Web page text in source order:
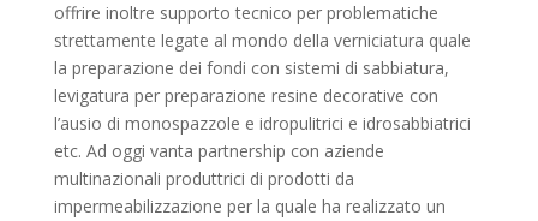
offrire inoltre supporto tecnico per problematiche
strettamente legate al mondo della verniciatura quale
la preparazione dei fondi con sistemi di sabbiatura,
levigatura per preparazione resine decorative con
l’ausio di monospazzole e idropulitrici e idrosabbiatrici
etc. Ad oggi vanta partnership con aziende
multinazionali produttrici di prodotti da
impermeabilizzazione per la quale ha realizzato un